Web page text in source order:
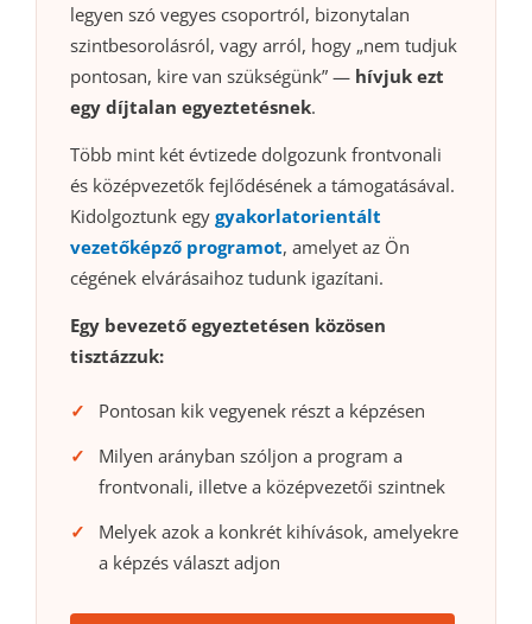
legyen szó vegyes csoportról, bizonytalan
szintbesorolásról, vagy arról, hogy „nem tudjuk
pontosan, kire van szükségünk” — hívjuk ezt
egy díjtalan egyeztetésnek.
Több mint két évtizede dolgozunk frontvonali
és középvezetők fejlődésének a támogatásával.
Kidolgoztunk egy gyakorlatorientált
vezetőképző programot, amelyet az Ön
cégének elvárásaihoz tudunk igazítani.
Egy bevezető egyeztetésen közösen
tisztázzuk:
Pontosan kik vegyenek részt a képzésen
Milyen arányban szóljon a program a
frontvonali, illetve a középvezetői szintnek
Melyek azok a konkrét kihívások, amelyekre
a képzés választ adjon